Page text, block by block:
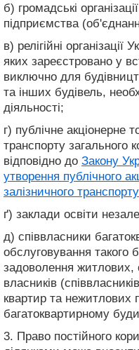
б) громадські
підприємства
в) релігійні
яких зареєстровано у
виключно для
та інших будівель,
діяльності;
г) публічне акціонерне
транспорту загального
відповідно до Закону
утворення публічного
залізничного
ґ) заклади освіти
д) співвласники
обслуговування такого
задоволення житлових,
власників
квартир та
багатоквартирному
3. Право постійного